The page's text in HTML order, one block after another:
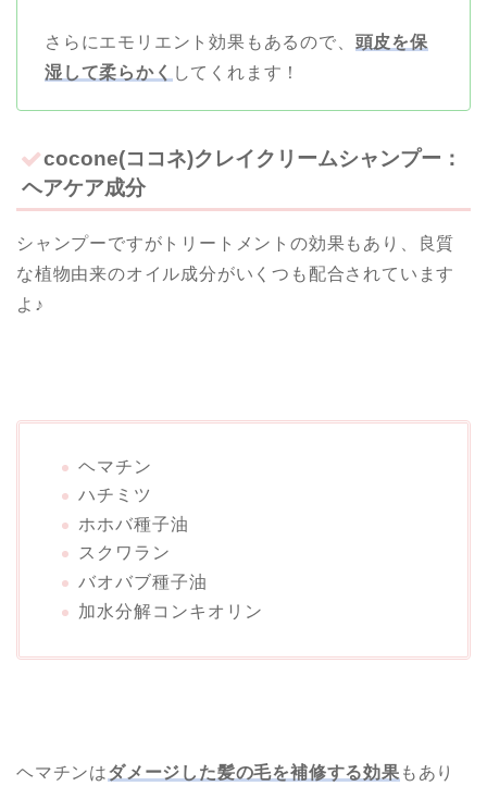
さらにエモリエント効果もあるので、 頭皮を保
湿して柔らかく してくれます！
cocone(ココネ)クレイクリームシャンプー：
ヘアケア成分
シャンプーですがトリートメントの効果もあり、良質
な植物由来のオイル成分がいくつも配合されています
よ♪
ヘマチン
ハチミツ
ホホバ種子油
スクワラン
バオバブ種子油
加水分解コンキオリン
ヘマチンはダメージした髪の毛を補修する効果 もあり